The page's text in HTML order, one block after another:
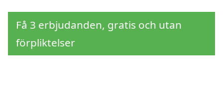
Få 3 erbjudanden, gratis och utan
förpliktelser